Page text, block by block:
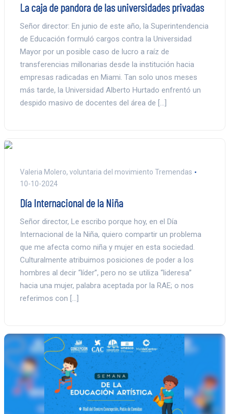
La caja de pandora de las universidades privadas
Señor director: En junio de este año, la Superintendencia
de Educación formuló cargos contra la Universidad
Mayor por un posible caso de lucro a raíz de
transferencias millonarias desde la institución hacia
empresas radicadas en Miami. Tan solo unos meses
más tarde, la Universidad Alberto Hurtado enfrentó un
despido masivo de docentes del área de […]
Valeria Molero, voluntaria del movimiento Tremendas
10-10-2024
Día Internacional de la Niña
Señor director, Le escribo porque hoy, en el Día
Internacional de la Niña, quiero compartir un problema
que me afecta como niña y mujer en esta sociedad.
Culturalmente atribuimos posiciones de poder a los
hombres al decir “líder”, pero no se utiliza “lideresa”
hacia una mujer, palabra aceptada por la RAE; o nos
referimos con […]